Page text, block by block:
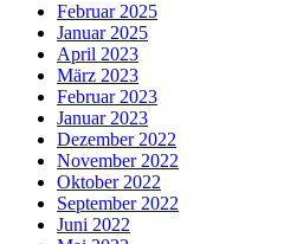
Februar 2025
Januar 2025
April 2023
März 2023
Februar 2023
Januar 2023
Dezember 2022
November 2022
Oktober 2022
September 2022
Juni 2022